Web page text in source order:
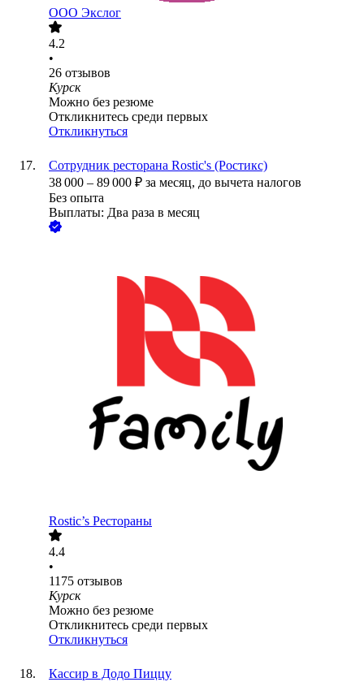
ООО Экслог
4.2
•
26 отзывов
Курск
Можно без резюме
Откликнитесь среди первых
Откликнуться
Сотрудник ресторана Rostic's (Ростикс)
38 000 – 89 000 ₽ за месяц, до вычета налогов
Без опыта
Выплаты: Два раза в месяц
Rostic’s Рестораны
4.4
•
1175 отзывов
Курск
Можно без резюме
Откликнитесь среди первых
Откликнуться
Кассир в Додо Пиццу